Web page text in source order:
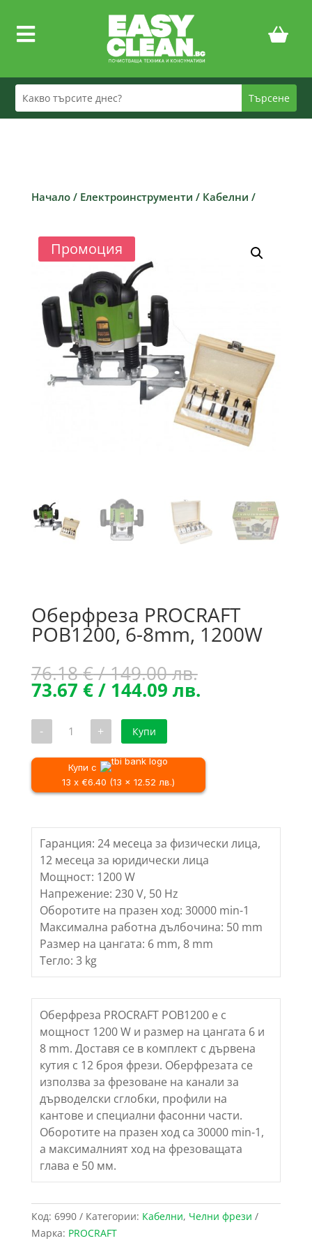

Начало/ Електроинструменти / Кабелни /
Промоция
Оберфреза PROCRAFT
POB1200, 6-8mm, 1200W
76.18€/ 149.00 лв.Original
price
was:
149.00 лв..
73.67 €/ 144.09 лв.Текущата
цена
/
- количество
Оберфреза
PROCRAFT
POB1200,
6-
8mm,
+ Купи
Купи с
13 x €6.40 (13 x 12.52 лв.)
Гаранция: 24 месеца за физически лица,
12 месеца за юридически лица
Мощност: 1200 W
Напрежение: 230 V, 50 Hz
Оборотите на празен ход: 30000 min-1
Максимална работна дълбочина: 50 mm
Размер на цангата: 6 mm, 8 mm
Тегло: 3 kg
Оберфреза PROCRAFT POB1200 е с
мощност 1200 W и размер на цангата 6 и
8 mm. Доставя се в комплект с дървена
кутия с 12 броя фрези. Оберфрезата се
използва за фрезоване на канали за
дърводелски сглобки, профили на
кантове и специални фасонни части.
Оборотите на празен ход са 30000 min-1,
а максималният ход на фрезоващата
глава е 50 мм.
Код: 6990 Категории: Кабелни, Челни фрези
Марка: PROCRAFT